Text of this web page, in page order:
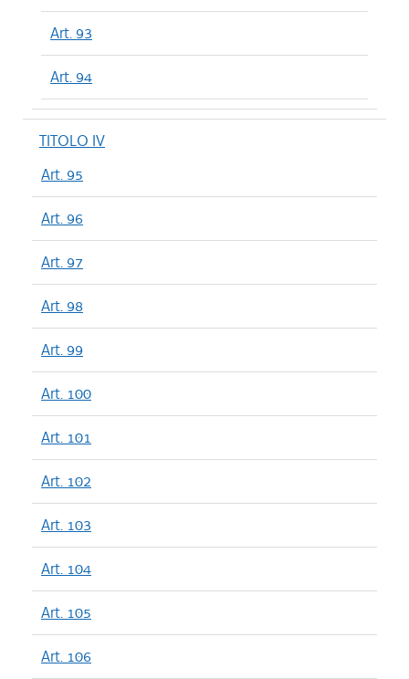
Art. 93
Art. 94
TITOLO IV
Art. 95
Art. 96
Art. 97
Art. 98
Art. 99
Art. 100
Art. 101
Art. 102
Art. 103
Art. 104
Art. 105
Art. 106